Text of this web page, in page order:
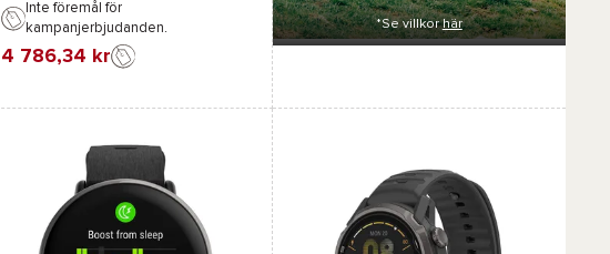
Inte föremål för
kampanjerbjudanden.
4 786,34 kr
*Se villkorhär